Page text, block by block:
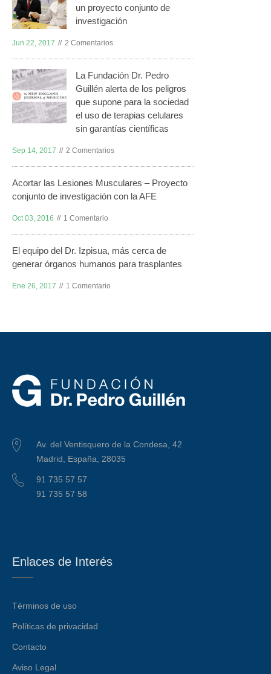
un proyecto conjunto de
investigación
Jun 22, 2017 2 Comentarios
La Fundación Dr. Pedro
Guillén alerta de los peligros
que supone para la sociedad
el uso de terapias celulares
sin garantías científicas
Sep 14, 2017 2 Comentarios
Acortar las Lesiones Musculares – Proyecto
conjunto de investigación con la AFE
Oct 03, 2016 1 Comentario
El equipo del Dr. Izpisua, más cerca de
generar órganos humanos para trasplantes
Ene 26, 2017 1 Comentario
Av. del Ventisquero de la Condesa, 42
Madrid, España, 28035
91 735 57 57
91 735 57 58
Enlaces de Interés
Términos de uso
Políticas de privacidad
Contacto
Aviso Legal